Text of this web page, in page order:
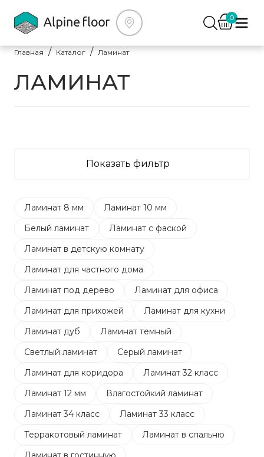
0
Главная Каталог Ламинат
ЛАМИНАТ
Показать фильтр
Ламинат 8 мм
Ламинат 10 мм
Белый ламинат
Ламинат с фаской
Ламинат в детскую комнату
Ламинат для частного дома
Ламинат под дерево
Ламинат для офиса
Ламинат для прихожей
Ламинат для кухни
Ламинат дуб
Ламинат темный
Светлый ламинат
Серый ламинат
Ламинат для коридора
Ламинат 32 класс
Ламинат 12 мм
Влагостойкий ламинат
Ламинат 34 класс
Ламинат 33 класс
Терракотовый ламинат
Ламинат в спальню